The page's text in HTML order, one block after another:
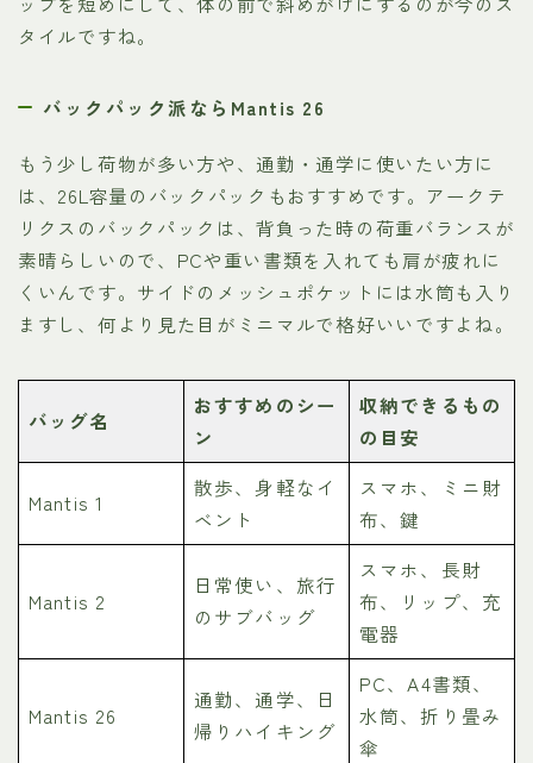
タイルですね。
バックパック派ならMantis 26
もう少し荷物が多い方や、通勤・通学に使いたい方に
は、26L容量のバックパックもおすすめです。アークテ
リクスのバックパックは、背負った時の荷重バランスが
素晴らしいので、PCや重い書類を入れても肩が疲れに
くいんです。サイドのメッシュポケットには水筒も入り
ますし、何より見た目がミニマルで格好いいですよね。
バッグ名
おすすめのシー
ン
収納できるもの
の目安
Mantis 1
散歩、身軽なイ
ベント
スマホ、ミニ財
布、鍵
Mantis 2
日常使い、旅行
のサブバッグ
スマホ、長財
布、リップ、充
電器
Mantis 26
通勤、通学、日
帰りハイキング
PC、A4書類、
水筒、折り畳み
傘